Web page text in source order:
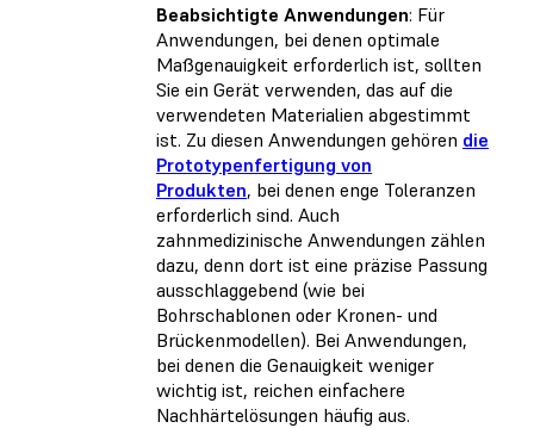
Beabsichtigte Anwendungen: Für
Anwendungen, bei denen optimale
Maßgenauigkeit erforderlich ist, sollten
Sie ein Gerät verwenden, das auf die
verwendeten Materialien abgestimmt
ist. Zu diesen Anwendungen gehören die
Prototypenfertigung von
Produkten, bei denen enge Toleranzen
erforderlich sind. Auch
zahnmedizinische Anwendungen zählen
dazu, denn dort ist eine präzise Passung
ausschlaggebend (wie bei
Bohrschablonen oder Kronen- und
Brückenmodellen). Bei Anwendungen,
bei denen die Genauigkeit weniger
wichtig ist, reichen einfachere
Nachhärtelösungen häufig aus.